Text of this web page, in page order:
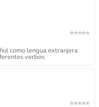
como lengua extranjera
verbos